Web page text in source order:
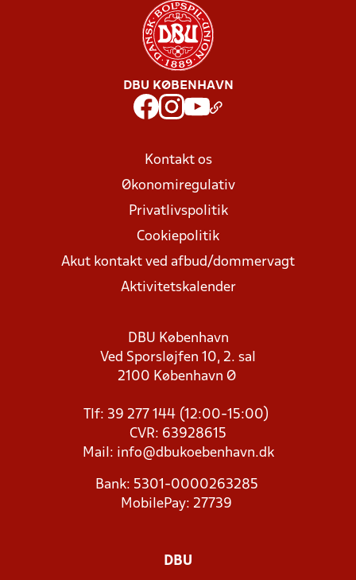
DBU KØBENHAVN
Kontakt os
Økonomiregulativ
Privatlivspolitik
Cookiepolitik
Akut kontakt ved afbud/dommervagt
Aktivitetskalender
DBU København
Ved Sporsløjfen 10, 2. sal
2100 København Ø
Tlf: 39 277 144 (12:00-15:00)
CVR: 63928615
Mail: info@dbukoebenhavn.dk
Bank: 5301-0000263285
MobilePay: 27739
DBU